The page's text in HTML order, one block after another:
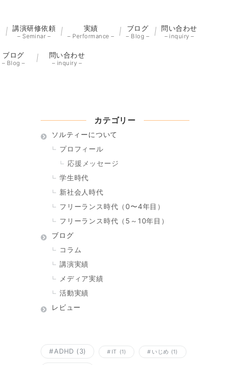
ブログ
– Blog –
問い合わせ
– inquiry –
講演研修依頼
– Seminar –
実績
– Performance –
ブログ
– Blog –
問い合わせ
– inquiry –
カテゴリー
ソルティーについて
プロフィール
応援メッセージ
学生時代
新社会人時代
フリーランス時代（0〜4年目）
フリーランス時代（5～10年目）
ブログ
コラム
講演実績
メディア実績
活動実績
レビュー
ADHD (3) IT (1) いじめ (1)